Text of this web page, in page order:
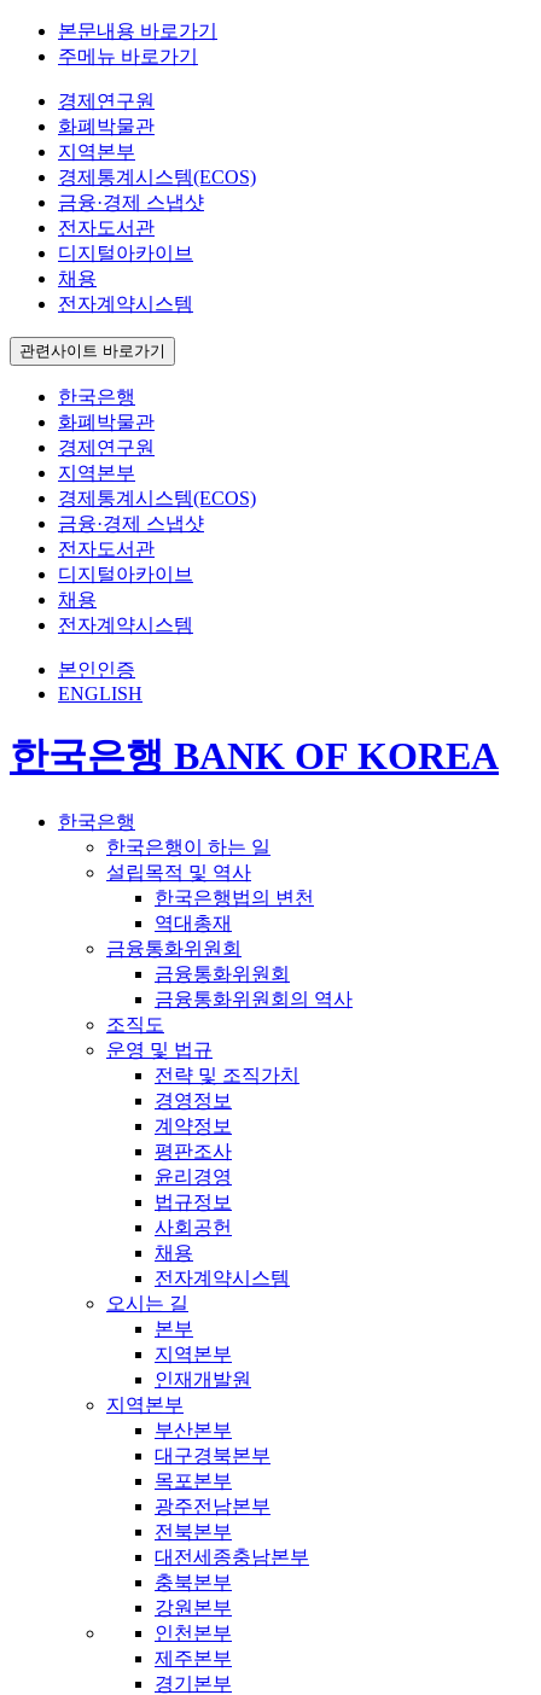
본문내용 바로가기
주메뉴 바로가기
경제연구원
화폐박물관
지역본부
경제통계시스템(ECOS)
금융·경제 스냅샷
전자도서관
디지털아카이브
채용
전자계약시스템
관련사이트 바로가기
한국은행
화폐박물관
경제연구원
지역본부
경제통계시스템(ECOS)
금융·경제 스냅샷
전자도서관
디지털아카이브
채용
전자계약시스템
본인인증
ENGLISH
한국은행 BANK OF KOREA
한국은행
한국은행이 하는 일
설립목적 및 역사
한국은행법의 변천
역대총재
금융통화위원회
금융통화위원회
금융통화위원회의 역사
조직도
운영 및 법규
전략 및 조직가치
경영정보
계약정보
평판조사
윤리경영
법규정보
사회공헌
채용
전자계약시스템
오시는 길
본부
지역본부
인재개발원
지역본부
부산본부
대구경북본부
목포본부
광주전남본부
전북본부
대전세종충남본부
충북본부
강원본부
인천본부
제주본부
경기본부